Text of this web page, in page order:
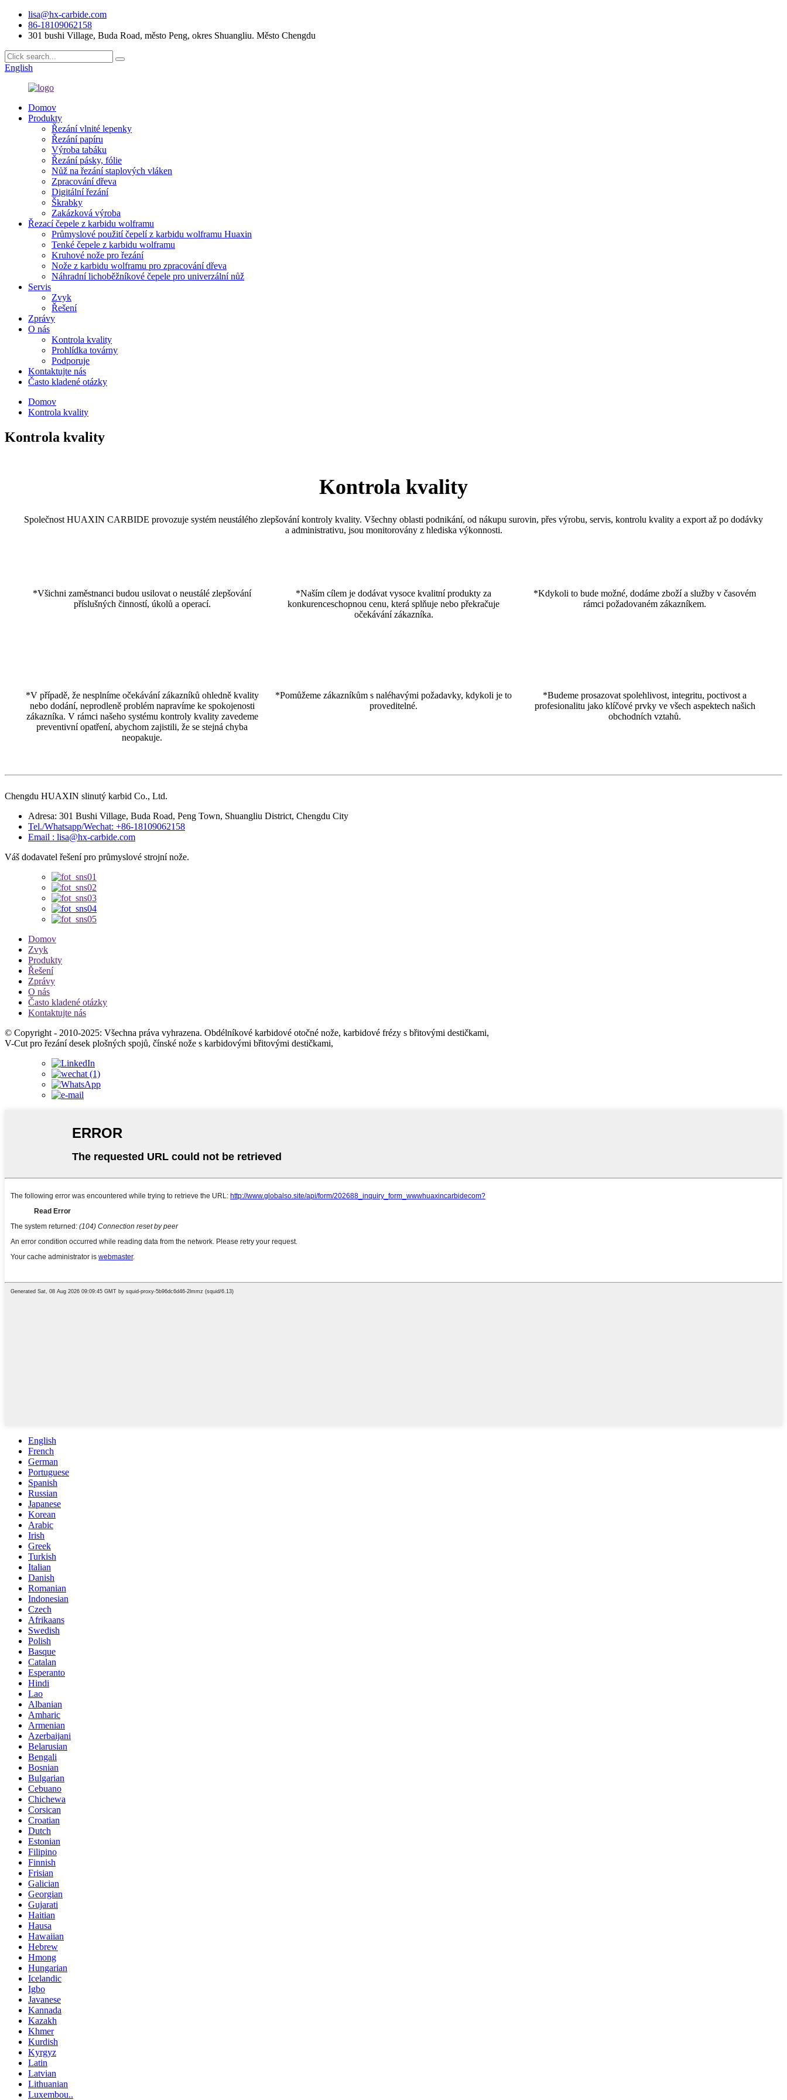
lisa@hx-carbide.com
86-18109062158
301 bushi Village, Buda Road, město Peng, okres Shuangliu. Město Chengdu
English
Domov
Produkty
Řezání vlnité lepenky
Řezání papíru
Výroba tabáku
Řezání pásky, fólie
Nůž na řezání staplových vláken
Zpracování dřeva
Digitální řezání
Škrabky
Zakázková výroba
Řezací čepele z karbidu wolframu
Průmyslové použití čepelí z karbidu wolframu Huaxin
Tenké čepele z karbidu wolframu
Kruhové nože pro řezání
Nože z karbidu wolframu pro zpracování dřeva
Náhradní lichoběžníkové čepele pro univerzální nůž
Servis
Zvyk
Řešení
Zprávy
O nás
Kontrola kvality
Prohlídka továrny
Podporuje
Kontaktujte nás
Často kladené otázky
Domov
Kontrola kvality
Kontrola kvality
Kontrola kvality
Společnost HUAXIN CARBIDE provozuje systém neustálého zlepšování kontroly kvality. Všechny oblasti podnikání, od nákupu surovin, přes výrobu, servis, kontrolu kvality a export až po dodávky
a administrativu, jsou monitorovány z hlediska výkonnosti.
*Všichni zaměstnanci budou usilovat o neustálé zlepšování
příslušných činností, úkolů a operací.
*Naším cílem je dodávat vysoce kvalitní produkty za
konkurenceschopnou cenu, která splňuje nebo překračuje
očekávání zákazníka.
*Kdykoli to bude možné, dodáme zboží a služby v časovém
rámci požadovaném zákazníkem.
*V případě, že nesplníme očekávání zákazníků ohledně kvality
nebo dodání, neprodleně problém napravíme ke spokojenosti
zákazníka. V rámci našeho systému kontroly kvality zavedeme
preventivní opatření, abychom zajistili, že se stejná chyba
neopakuje.
*Pomůžeme zákazníkům s naléhavými požadavky, kdykoli je to
proveditelné.
*Budeme prosazovat spolehlivost, integritu, poctivost a
profesionalitu jako klíčové prvky ve všech aspektech našich
obchodních vztahů.
Chengdu HUAXIN slinutý karbid Co., Ltd.
Adresa: 301 Bushi Village, Buda Road, Peng Town, Shuangliu District, Chengdu City
Tel./Whatsapp/Wechat: +86-18109062158
Email : lisa@hx-carbide.com
Váš dodavatel řešení pro průmyslové strojní nože.
Domov
Zvyk
Produkty
Řešení
Zprávy
O nás
Často kladené otázky
Kontaktujte nás
© Copyright - 2010-2025: Všechna práva vyhrazena. Obdélníkové karbidové otočné nože, karbidové frézy s břitovými destičkami,
V-Cut pro řezání desek plošných spojů, čínské nože s karbidovými břitovými destičkami,
English
French
German
Portuguese
Spanish
Russian
Japanese
Korean
Arabic
Irish
Greek
Turkish
Italian
Danish
Romanian
Indonesian
Czech
Afrikaans
Swedish
Polish
Basque
Catalan
Esperanto
Hindi
Lao
Albanian
Amharic
Armenian
Azerbaijani
Belarusian
Bengali
Bosnian
Bulgarian
Cebuano
Chichewa
Corsican
Croatian
Dutch
Estonian
Filipino
Finnish
Frisian
Galician
Georgian
Gujarati
Haitian
Hausa
Hawaiian
Hebrew
Hmong
Hungarian
Icelandic
Igbo
Javanese
Kannada
Kazakh
Khmer
Kurdish
Kyrgyz
Latin
Latvian
Lithuanian
Luxembou..